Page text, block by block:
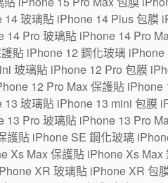
玻璃貼 iPhone 14 Plus 包
Pro 玻璃貼 iPhone 14 Pro
貼 iPhone 12 鋼化玻璃
玻璃貼 iPhone 12 Pro 包膜
12 Pro Max 保護貼
玻璃貼 iPhone 13 mini 包膜
Pro 玻璃貼 iPhone 13 Pro
護貼 iPhone SE 鋼化玻璃
Xs Max 保護貼 iPhone Xs
XR 玻璃貼 iPhone XR 包